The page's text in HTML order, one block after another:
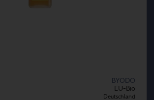
BYODO
EU-Bio
Deutschland